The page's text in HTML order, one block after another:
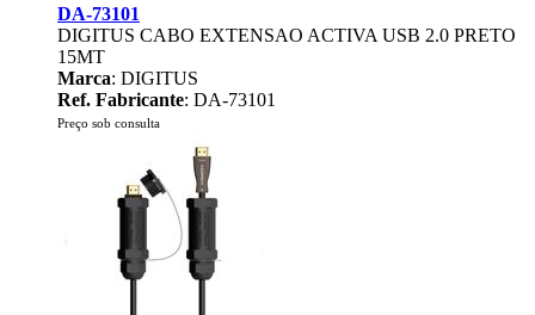
DA-73101
DIGITUS CABO EXTENSAO ACTIVA USB 2.0 PRETO
15MT
Marca: DIGITUS
Ref. Fabricante: DA-73101
Preço sob consulta